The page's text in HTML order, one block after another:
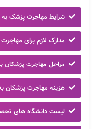
شرایط مهاجرت پزشک به
مدارک لازم برای
مراحل مهاجرت پزشکان
هزینه مهاجرت پزشکان
لیست دانشگاه های